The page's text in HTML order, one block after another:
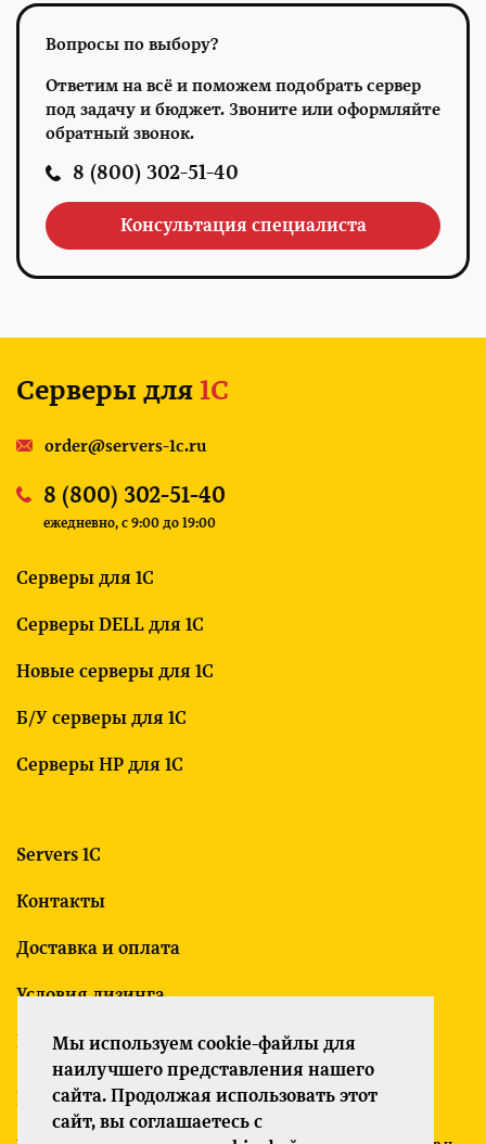
Вопросы по выбору?
Ответим на всё и поможем подобрать сервер
под задачу и бюджет. Звоните или оформляйте
обратный звонок.
8 (800) 302-51-40
Консультация специалиста
Серверы для 1С
Серверы DELL для 1С
Новые серверы для 1С
Б/У серверы для 1С
Серверы HP для 1С
Servers 1C
Контакты
Доставка и оплата
Условия лизинга
Гарантия
Серверы для 1С
order@servers-1c.ru
8 (800) 302-51-40
ежедневно, c 9:00 до 19:00
Политика конфиденциальности
Мы используем cookie-файлы для
наилучшего представления нашего
сайта. Продолжая использовать этот
сайт, вы соглашаетесь с